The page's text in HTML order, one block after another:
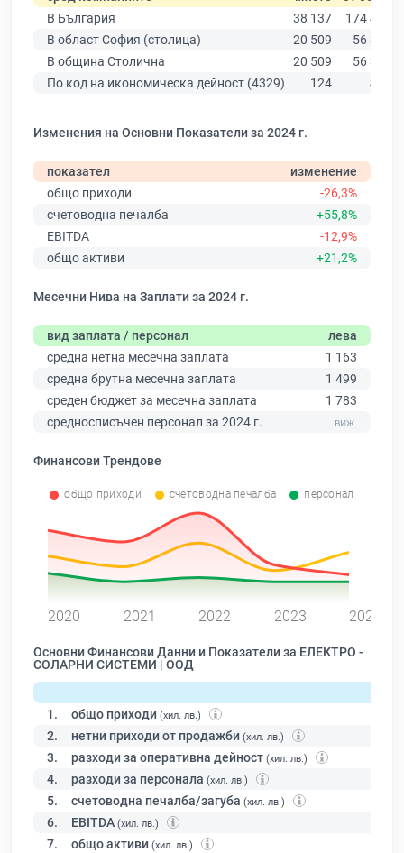
В България
38 137
174 403
В област София (столица)
20 509
56 378
В община Столична
20 509
56 378
По код на икономическа дейност (4329)
124 451
Изменения на Основни Показатели за 2024 г.
показател
изменение
общо приходи
-26,3%
счетоводна печалба
+55,8%
EBITDA
-12,9%
общо активи
+21,2%
Месечни Нива на Заплати за 2024 г.
вид заплата / персонал
лева
средна нетна месечна заплата
1 163
средна брутна месечна заплата
1 499
среден бюджет за месечна заплата
1 783
средносписъчен персонал за 2024 г.
Финансови Трендове
общо приходи счетоводна печалба персонал
2020 2021 2022 2023 2024
Основни Финансови Данни и Показатели за ЕЛЕКТРО -
СОЛАРНИ СИСТЕМИ | ООД
1. общо приходи (хил. лв.)
2. нетни приходи от продажби (хил. лв.)
3. разходи за оперативна дейност (хил. лв.)
4. разходи за персонала (хил. лв.)
5. счетоводна печалба/загуба (хил. лв.)
6. EBITDA (хил. лв.)
7. общо активи (хил. лв.)